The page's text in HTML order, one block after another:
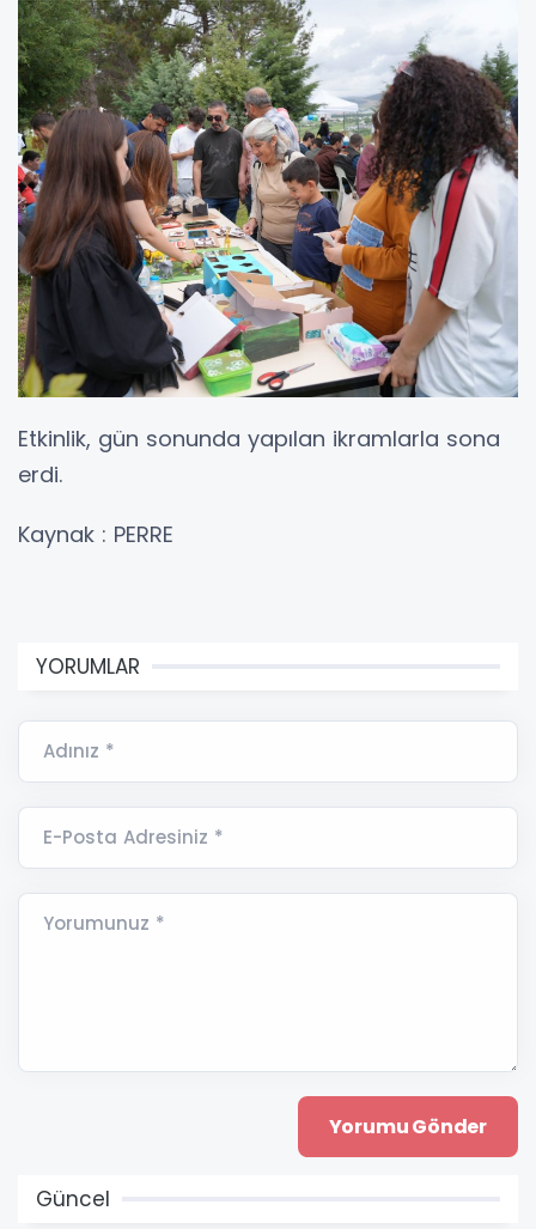
Etkinlik, gün sonunda yapılan ikramlarla sona
erdi.
Kaynak : PERRE
YORUMLAR
Adınız *
E-Posta Adresiniz *
Yorumunuz *
Güncel